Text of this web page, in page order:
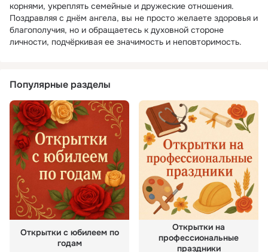
корнями, укреплять семейные и дружеские отношения.
Поздравляя с днём ангела, вы не просто желаете здоровья и
благополучия, но и обращаетесь к духовной стороне
личности, подчёркивая ее значимость и неповторимость.
Популярные разделы
Открытки с юбилеем по
годам
Открытки на
профессиональные
праздники